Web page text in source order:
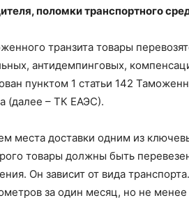
поломки транспортного
транзита товары
антидемпинговых,
пунктом 1 статьи 142
(далее – ТК ЕАЭС).
места доставки одним из
товары должны быть
Он зависит от вида
за один месяц, но не